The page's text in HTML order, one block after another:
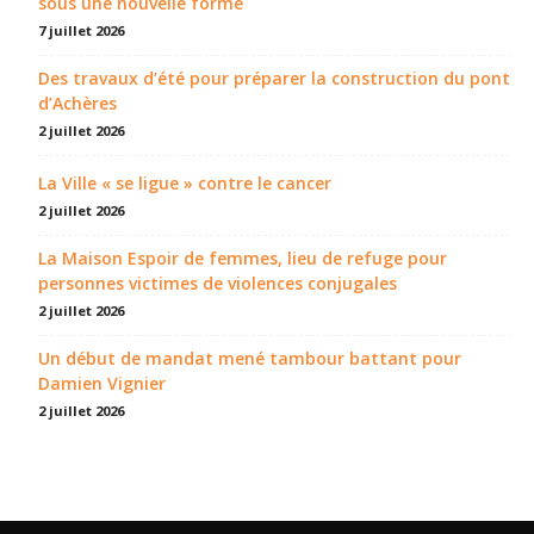
7 juillet 2026
Des travaux d’été pour préparer la construction du pont
d’Achères
2 juillet 2026
La Ville « se ligue » contre le cancer
2 juillet 2026
La Maison Espoir de femmes, lieu de refuge pour
personnes victimes de violences conjugales
2 juillet 2026
Un début de mandat mené tambour battant pour
Damien Vignier
2 juillet 2026